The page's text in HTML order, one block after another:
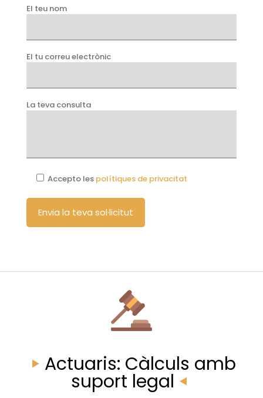
El teu nom
El tu correu electrònic
La teva consulta
Accepto les polítiques de privacitat
Actuaris: Càlculs amb
suport legal